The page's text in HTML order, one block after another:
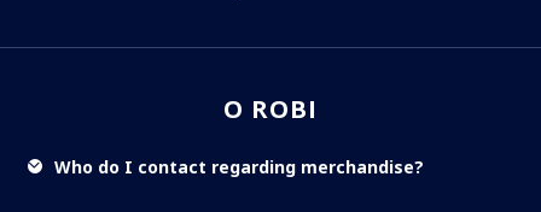
O ROBI
Who do I contact regarding merchandise?